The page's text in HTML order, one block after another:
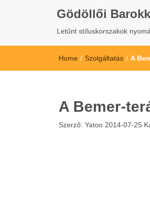
Gödöllői
Letűnt stíluskorszakok
Home / Szolgáltatás / A
A Bemer-
Szerző: Yatoo 2014-07-25